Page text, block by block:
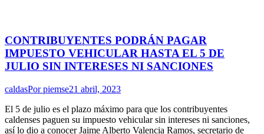
CONTRIBUYENTES PODRÁN PAGAR
IMPUESTO VEHICULAR HASTA EL 5 DE
JULIO SIN INTERESES NI SANCIONES
caldasPorpiemse21 abril, 2023
El 5 de julio es el plazo máximo para que los contribuyentes
caldenses paguen su impuesto vehicular sin intereses ni sanciones,
así lo dio a conocer Jaime Alberto Valencia Ramos, secretario de